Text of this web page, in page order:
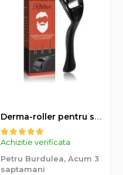
Derma-roller pentru stimularea cresterii parului, scalp si barba, Beard Roller
Achizitie verificata
Petru Burdulea, Acum 3
saptamani